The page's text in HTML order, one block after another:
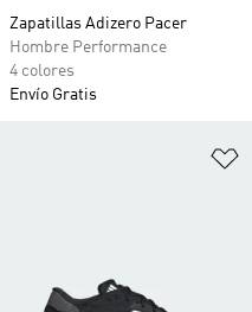
Zapatillas Adizero Pacer
Hombre Performance
4 colores
Envío Gratis